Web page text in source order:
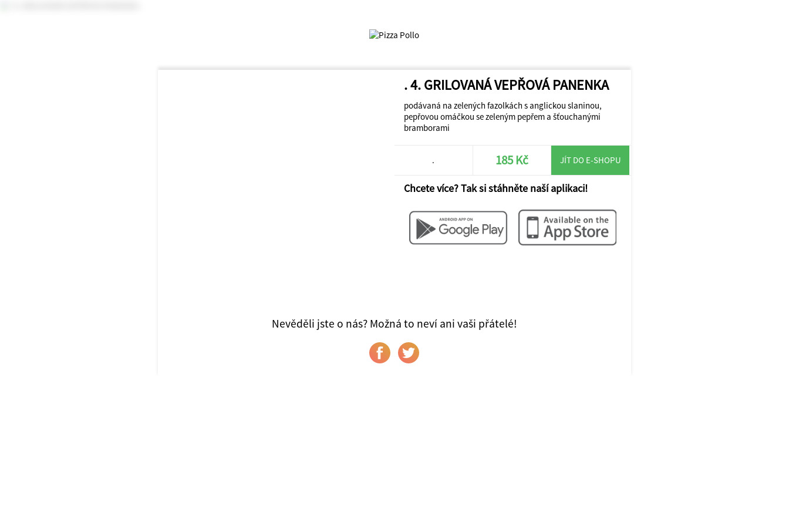
. 4. GRILOVANÁ VEPŘOVÁ PANENKA
podávaná na zelených fazolkách s anglickou slaninou,
pepřovou omáčkou se zeleným pepřem a šťouchanými
bramborami
. 185 Kč JÍT DO E-SHOPU
Chcete více? Tak si stáhněte naší aplikaci!
Nevěděli jste o nás? Možná to neví ani vaši přátelé!